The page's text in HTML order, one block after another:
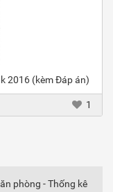
2016 (kèm Đáp án)
1
phòng - Thống kê